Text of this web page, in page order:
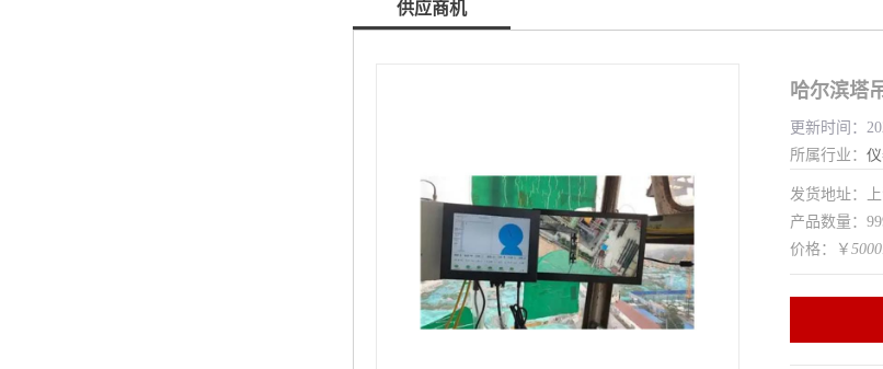
供应商机
哈尔滨塔
更新时间：
所属行业：
发货地址：
产品数量：
价格：￥